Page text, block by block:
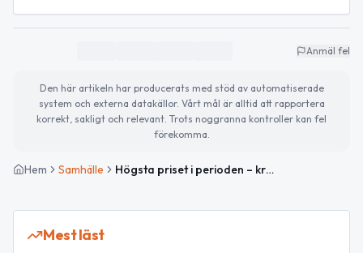
Anmäl fel
Den här artikeln har producerats med stöd av automatiserade
system och externa datakällor. Vårt mål är alltid att rapportera
korrekt, sakligt och relevant. Trots noggranna kontroller kan fel
förekomma.
Hem Samhälle Högsta priset i perioden – kraftig uppgång i Tierp
Mest läst